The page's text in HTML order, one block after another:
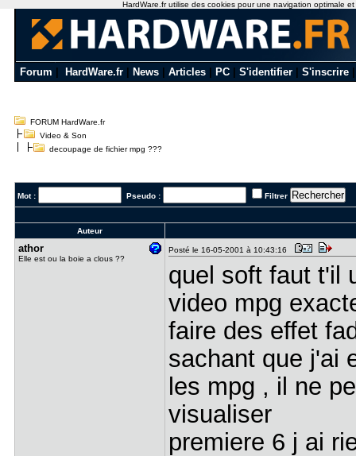
Forum HardWare.fr News Articles PC S'identifier S'inscrire
FORUM HardWare.fr
Video & Son
decoupage de fichier mpg ???
Mot : Pseudo : Filtrer
Auteur
athor
Elle est ou la boie a clous ??
Posté le 16-05-2001 à 10:43:16
quel soft faut t'il
video mpg
faire des effet
sachant que j'ai
les mpg , il ne
visualiser
premiere 6 j ai
HardWare.fr utilise des cookies pour une navigation optimale